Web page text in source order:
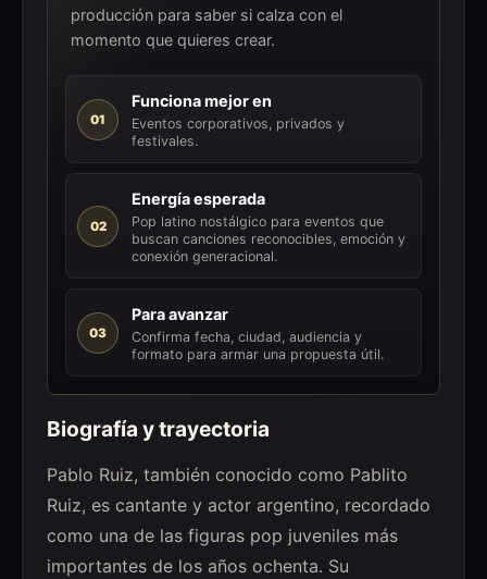
producción para saber si calza con el
momento que quieres crear.
01
Funciona mejor en
Eventos corporativos, privados y
festivales.
02
Energía esperada
Pop latino nostálgico para eventos que
buscan canciones reconocibles, emoción y
conexión generacional.
03
Para avanzar
Confirma fecha, ciudad, audiencia y
formato para armar una propuesta útil.
Biografía y trayectoria
Pablo Ruiz, también conocido como Pablito
Ruiz, es cantante y actor argentino, recordado
como una de las figuras pop juveniles más
importantes de los años ochenta. Su